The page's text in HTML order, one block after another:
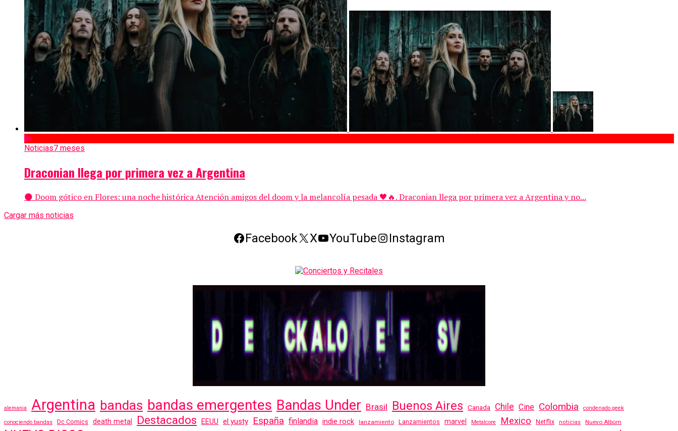
Noticias7 meses
Draconian llega por primera vez a Argentina
🌑 Doom gótico en Flores: una noche histórica Atención amigos del doom y la melancolía pesada 🖤🔥. Draconian llega por primera vez a Argentina y no...
Cargar más noticias
Facebook X YouTube Instagram
alemania Argentina bandas bandas emergentes Bandas Under Brasil Buenos Aires Canada Chile Cine Colombia condenado geek
conociendo bandas Dc Comics death metal Destacados EEUU el yusty España finlandia indie rock lanzamiento Lanzamientos marvel Metalcore Mexico Netflix noticias Nuevo Albúm